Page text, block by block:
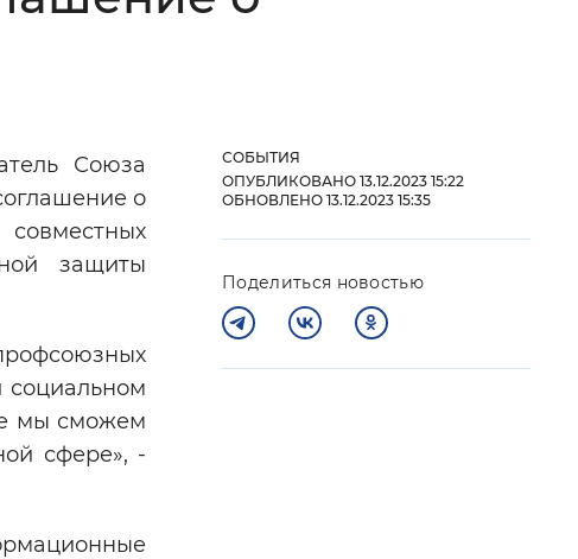
Закрыть
Союза
о
защиты
мы сможем
сфере», -
СОБЫТИЯ
ОПУБЛИКОВАНО 13.12.2023 15:22
ОБНОВЛЕНО 13.12.2023 15:35
Поделиться новостью